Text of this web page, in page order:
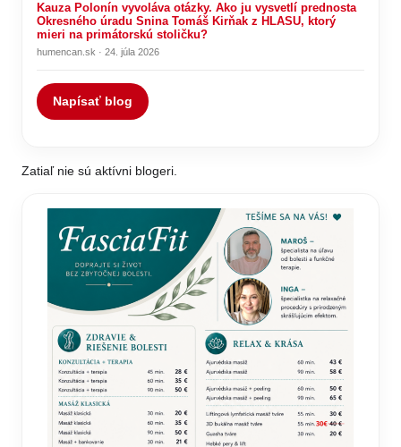
Kauza Polonín vyvoláva otázky. Ako ju vysvetlí prednosta
Okresného úradu Snina Tomáš Kirňak z HLASU, ktorý
mieri na primátorskú stoličku?
humencan.sk · 24. júla 2026
Napísať blog
Zatiaľ nie sú aktívni blogeri.